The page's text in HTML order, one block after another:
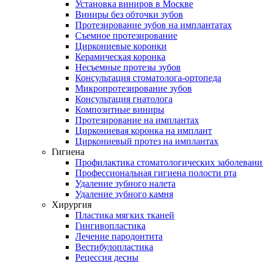
Установка виниров в Москве
Виниры без обточки зубов
Протезирование зубов на имплантатах
Съемное протезирование
Циркониевые коронки
Керамическая коронка
Несъемные протезы зубов
Консультация стоматолога-ортопеда
Микропротезирование зубов
Консультация гнатолога
Композитные виниры
Протезирование на имплантах
Циркониевая коронка на имплант
Циркониевый протез на имплантах
Гигиена
Профилактика стоматологических
Профессиональная гигиена полости рта
Удаление зубного налета
Удаление зубного камня
Хирургия
Пластика мягких тканей
Гингивопластика
Лечение пародонтита
Вестибулопластика
Рецессия десны